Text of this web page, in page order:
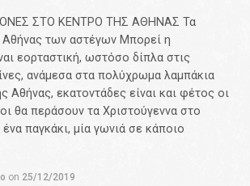
ΣΤΟ ΚΕΝΤΡΟ ΤΗΣ ΑΘΗΝΑΣ Τα
Αθήνας των αστέγων Μπορεί η
εορταστική, ωστόσο δίπλα στις
ανάμεσα στα πολύχρωμα λαμπάκια
Αθήνας, εκατοντάδες είναι και φέτος οι
θα περάσουν τα Χριστούγεννα στο
παγκάκι, μία γωνιά σε κάποιο
on 25/12/2019